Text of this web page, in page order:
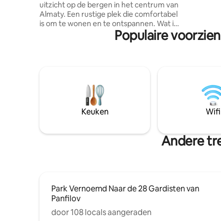
uitzicht op de bergen in het centrum van
Almaty. Een rustige plek die comfortabel
is om te wonen en te ontspannen. Wat is
slaapkamers * Comfortabele bedden en
Almaty. Stadscentrum. Winkels, cafés en
alles wat je nodig hebt zijn vlakbij. Dat
stadsbezoekers * wie comfort op prijs
overeen met de foto's.
appartement: De totale
Populaire
Keuken Wifi
Andere
Park Vernoemd Naar de 28 Gardisten van
Panfilov
door 108 locals aangeraden